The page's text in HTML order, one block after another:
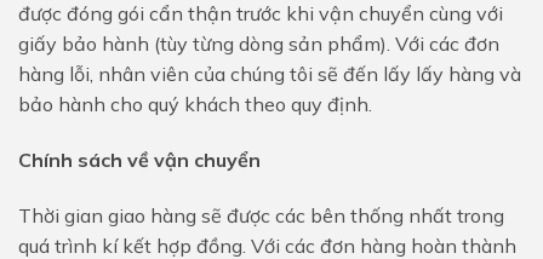
được đóng gói cẩn thận trước khi vận chuyển cùng với
giấy bảo hành (tùy từng dòng sản phẩm). Với các đơn
hàng lỗi, nhân viên của chúng tôi sẽ đến lấy lấy hàng và
bảo hành cho quý khách theo quy định.
Chính sách về vận chuyển
Thời gian giao hàng sẽ được các bên thống nhất trong
quá trình kí kết hợp đồng. Với các đơn hàng hoàn thành